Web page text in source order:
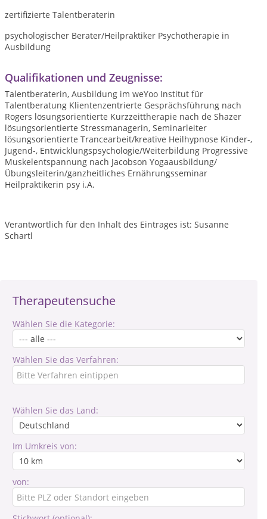
Therapeutensuche
Wählen Sie die Kategorie:
Wählen Sie das Verfahren:
Wählen Sie das Land:
Im Umkreis von:
von:
zertifizierte Talentberaterin
psychologischer Berater/Heilpraktiker Psychotherapie in
Ausbildung
Qualifikationen und Zeugnisse:
Talentberaterin, Ausbildung im weYoo Institut für
Talentberatung Klientenzentrierte Gesprächsführung nach
Rogers lösungsorientierte Kurzzeittherapie nach de Shazer
lösungsorientierte Stressmanagerin, Seminarleiter
lösungsorientierte Trancearbeit/kreative Heilhypnose Kinder-,
Jugend-, Entwicklungspsychologie/Weiterbildung Progressive
Muskelentspannung nach Jacobson Yogaausbildung/
Übungsleiterin/ganzheitliches Ernährungsseminar
Heilpraktikerin psy i.A.
Verantwortlich für den Inhalt des Eintrages ist: Susanne
Schartl